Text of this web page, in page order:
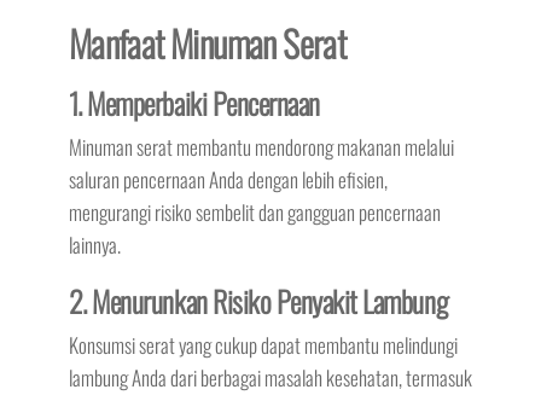
Manfaat Minuman Serat
1. Memperbaiki Pencernaan
Minuman serat membantu mendorong makanan melalui
saluran pencernaan Anda dengan lebih efisien,
mengurangi risiko sembelit dan gangguan pencernaan
lainnya.
2. Menurunkan Risiko Penyakit Lambung
Konsumsi serat yang cukup dapat membantu melindungi
lambung Anda dari berbagai masalah kesehatan, termasuk